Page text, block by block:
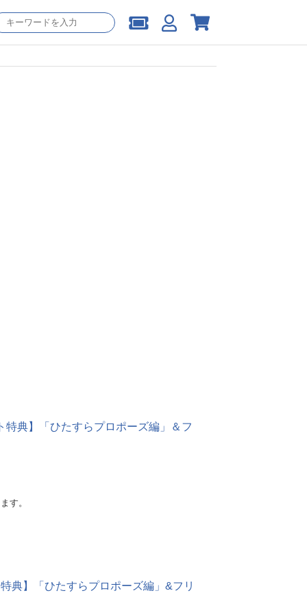
典】「ひたすらプロポーズ編」＆フ
す。
】「ひたすらプロポーズ編」&フリ